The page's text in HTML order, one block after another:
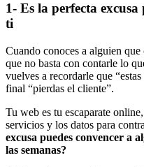
1- Es la perfecta
ti
Cuando conoces a alguien que
que no basta con contarle lo
vuelves a recordarle que
final “pierdas el cliente”.
Tu web es tu escaparate
servicios y los datos para
excusa puedes convencer a
las semanas?